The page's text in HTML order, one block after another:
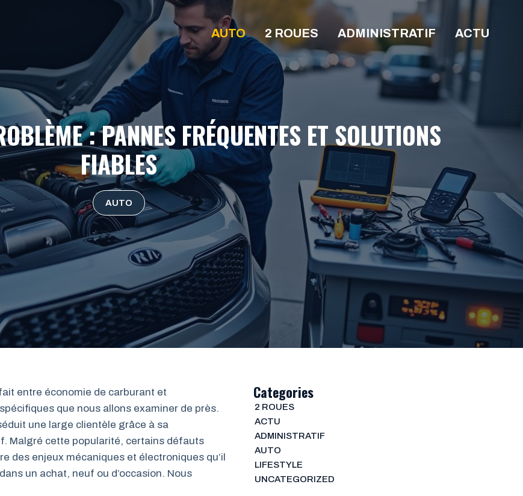
AUTO 2 ROUES ADMINISTRATIF ACTU
: PANNES FRÉQUENTES ET SOLUTIONS
FIABLES
AUTO
entre économie de carburant et
que nous allons examiner de près.
une large clientèle grâce à sa
Malgré cette popularité, certains défauts
des enjeux mécaniques et électroniques qu’il
un achat, neuf ou d’occasion. Nous
Categories
2 ROUES
ACTU
ADMINISTRATIF
AUTO
LIFESTYLE
UNCATEGORIZED